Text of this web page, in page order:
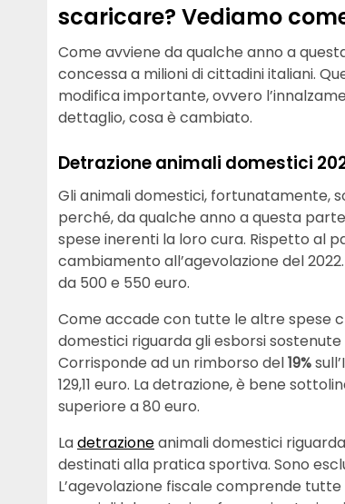
scaricare? Vediamo
Come avviene da qualche anno a
concessa a milioni di cittadini italiani.
modifica importante, ovvero
dettaglio, cosa è cambiato.
Detrazione animali domestici
Gli animali domestici, fortunatamente,
perché, da qualche anno a questa
spese inerenti la loro cura. Rispetto al
cambiamento all’agevolazione del
da 500 e 550 euro.
Come accade con tutte le altre spese
domestici riguarda gli esborsi sostenute
Corrisponde ad un rimborso del19%
129,11 euro. La detrazione, è bene
superiore a 80 euro.
Ladetrazioneanimali domestici
destinati alla pratica sportiva. Sono
L’agevolazione fiscale comprende tutte